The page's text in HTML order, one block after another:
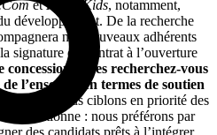
etRoyal Kids, notamment,
développement. De la recherche
nos nouveaux adhérents
signature du contrat à l’ouverture
concessionnaires recherchez-vous
l’enseigne en termes de soutien
nous ciblons en priorité des
fonctionne : nous préférons par
des candidats prêts à l’intégrer